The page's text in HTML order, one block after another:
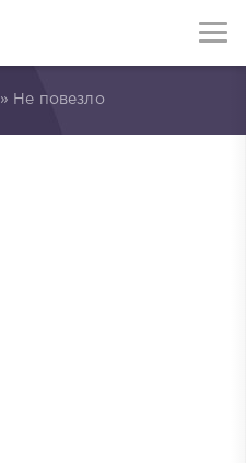
» Не повезло